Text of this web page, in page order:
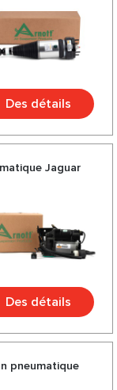
Des détails
Jaguar
Des détails
pneumatique